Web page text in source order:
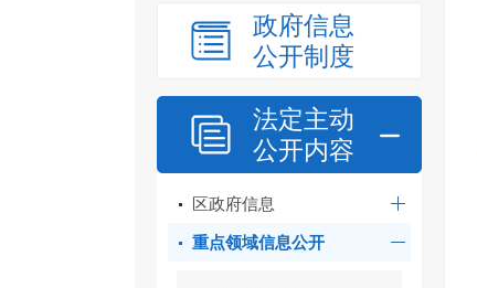
政府信息
公开制度
法定主动
公开内容
区政府信息
重点领域信息公开